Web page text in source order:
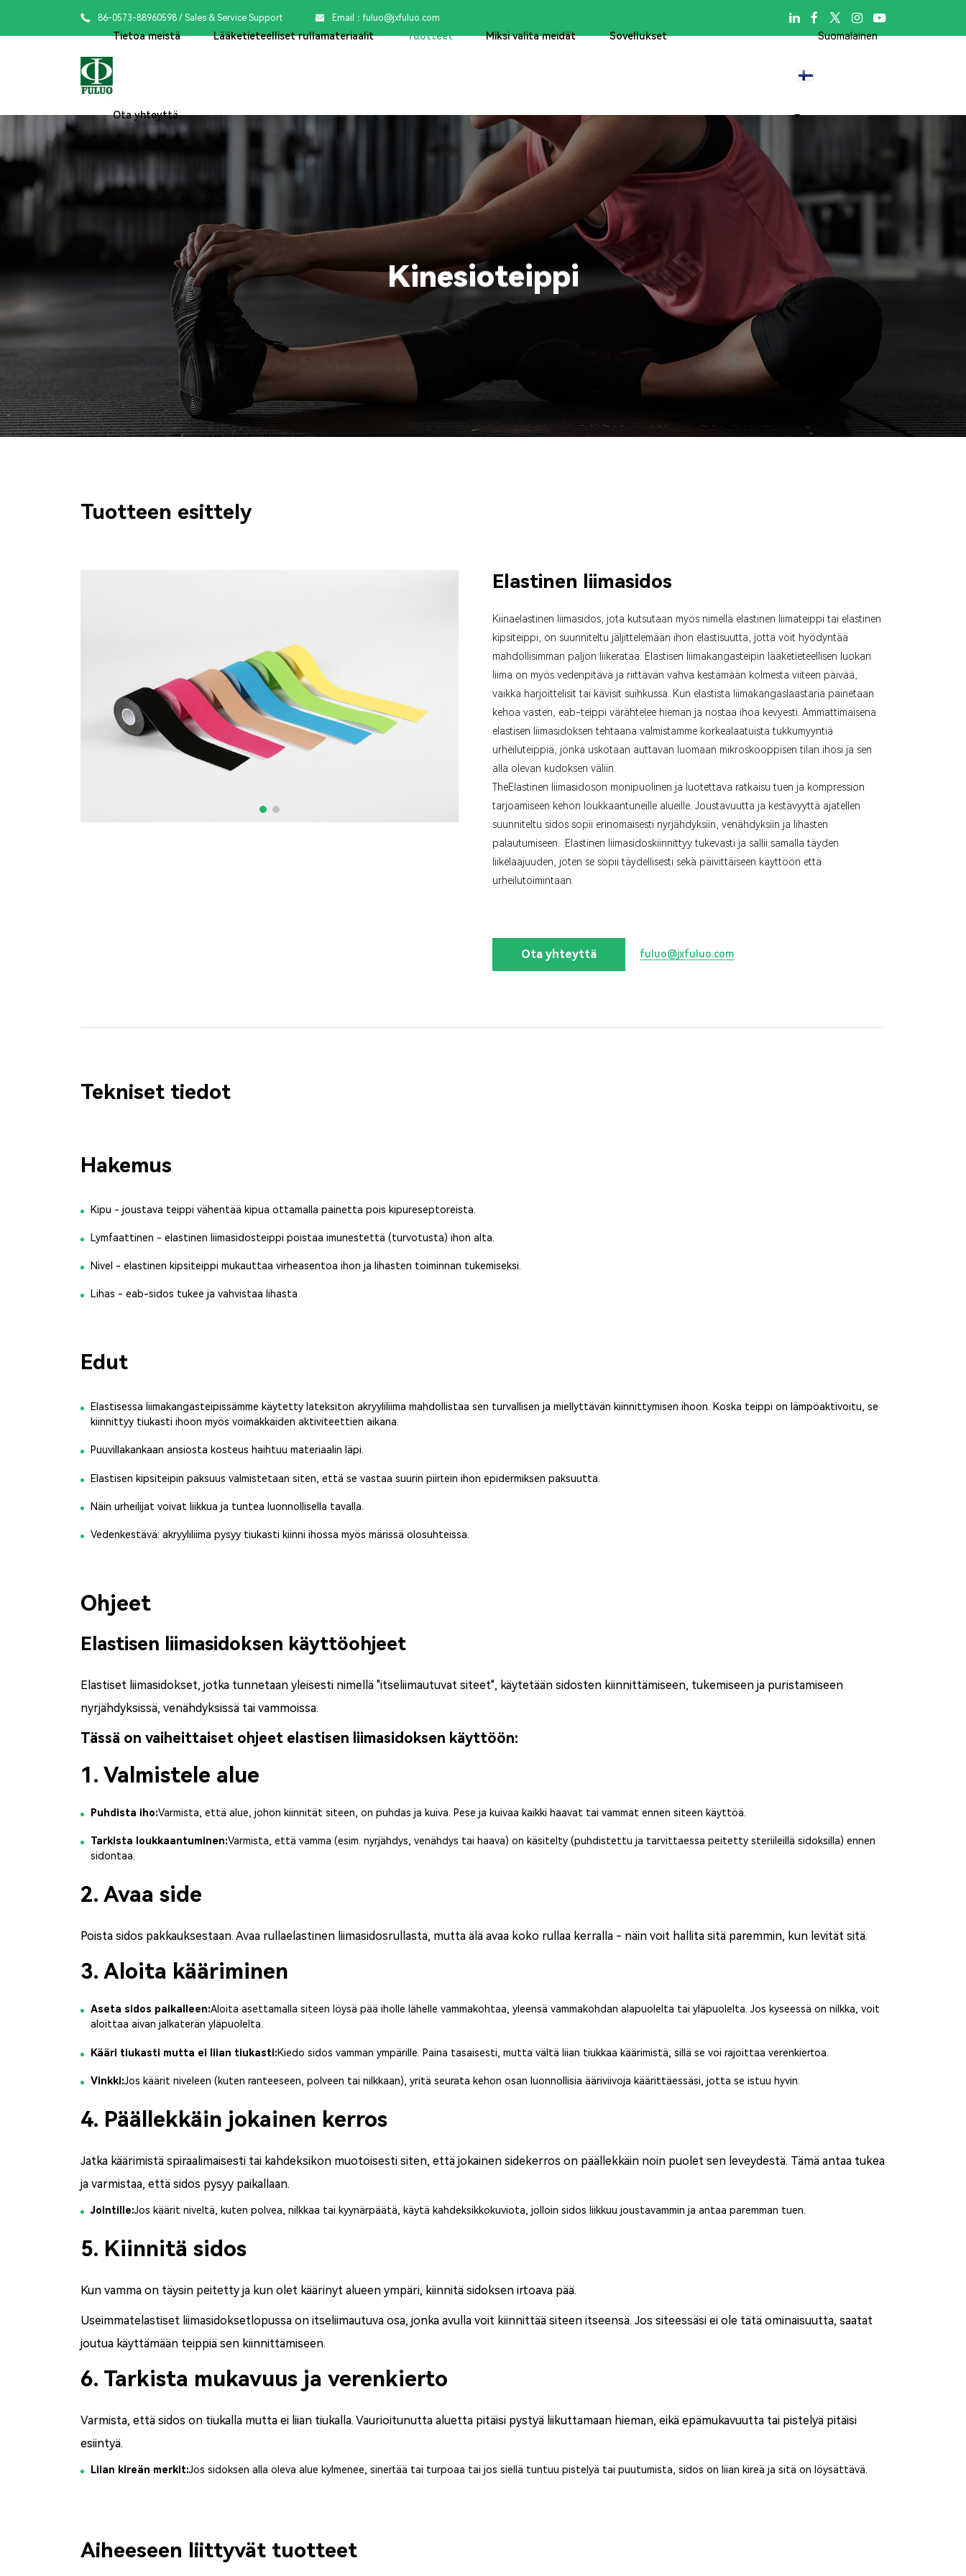
 86-0573-88960598/ Sales & Service Support  Email：fuluo@jxfuluo.com 
Tietoa meistä Lääketieteelliset rullamateriaalit Tuotteet Miksi valita meidät Sovellukset
Ota yhteyttä
Suomalainen
Kinesioteippi
Tuotteen esittely
Elastinen liimasidos
Kiinaelastinen liimasidos, jota kutsutaan myös nimellä elastinen liimateippi tai elastinen
kipsiteippi, on suunniteltu jäljittelemään ihon elastisuutta, jotta voit hyödyntää
mahdollisimman paljon liikerataa. Elastisen liimakangasteipin lääketieteellisen luokan
liima on myös vedenpitävä ja riittävän vahva kestämään kolmesta viiteen päivää,
vaikka harjoittelisit tai kävisit suihkussa. Kun elastista liimakangaslaastaria painetaan
kehoa vasten, eab-teippi värähtelee hieman ja nostaa ihoa kevyesti. Ammattimaisena
elastisen liimasidoksen tehtaana valmistamme korkealaatuista tukkumyyntiä
urheiluteippiä, jonka uskotaan auttavan luomaan mikroskooppisen tilan ihosi ja sen
alla olevan kudoksen väliin.
TheElastinen liimasidoson monipuolinen ja luotettava ratkaisu tuen ja kompression
tarjoamiseen kehon loukkaantuneille alueille. Joustavuutta ja kestävyyttä ajatellen
suunniteltu sidos sopii erinomaisesti nyrjähdyksiin, venähdyksiin ja lihasten
palautumiseen. .Elastinen liimasidoskiinnittyy tukevasti ja sallii samalla täyden
liikelaajuuden, joten se sopii täydellisesti sekä päivittäiseen käyttöön että
urheilutoimintaan.
Ota yhteyttä fuluo@jxfuluo.com
Tekniset tiedot
Hakemus
Kipu - joustava teippi vähentää kipua ottamalla painetta pois kipureseptoreista.
Lymfaattinen - elastinen liimasidosteippi poistaa imunestettä (turvotusta) ihon alta.
Nivel - elastinen kipsiteippi mukauttaa virheasentoa ihon ja lihasten toiminnan tukemiseksi.
Lihas - eab-sidos tukee ja vahvistaa lihasta
Edut
Elastisessa liimakangasteipissämme käytetty lateksiton akryyliliima mahdollistaa sen turvallisen ja miellyttävän kiinnittymisen ihoon. Koska teippi on lämpöaktivoitu, se
kiinnittyy tiukasti ihoon myös voimakkaiden aktiviteettien aikana.
Puuvillakankaan ansiosta kosteus haihtuu materiaalin läpi.
Elastisen kipsiteipin paksuus valmistetaan siten, että se vastaa suurin piirtein ihon epidermiksen paksuutta.
Näin urheilijat voivat liikkua ja tuntea luonnollisella tavalla.
Vedenkestävä: akryyliliima pysyy tiukasti kiinni ihossa myös märissä olosuhteissa.
Ohjeet
Elastisen liimasidoksen käyttöohjeet
Elastiset liimasidokset, jotka tunnetaan yleisesti nimellä "itseliimautuvat siteet", käytetään sidosten kiinnittämiseen, tukemiseen ja puristamiseen
nyrjähdyksissä, venähdyksissä tai vammoissa.
Tässä on vaiheittaiset ohjeet elastisen liimasidoksen käyttöön:
1. Valmistele alue
Puhdista iho:Varmista, että alue, johon kiinnität siteen, on puhdas ja kuiva. Pese ja kuivaa kaikki haavat tai vammat ennen siteen käyttöä.
Tarkista loukkaantuminen:Varmista, että vamma (esim. nyrjähdys, venähdys tai haava) on käsitelty (puhdistettu ja tarvittaessa peitetty steriileillä sidoksilla) ennen
sidontaa.
2. Avaa side
Poista sidos pakkauksestaan. Avaa rullaelastinen liimasidosrullasta, mutta älä avaa koko rullaa kerralla - näin voit hallita sitä paremmin, kun levität sitä.
3. Aloita kääriminen
Aseta sidos paikalleen:Aloita asettamalla siteen löysä pää iholle lähelle vammakohtaa, yleensä vammakohdan alapuolelta tai yläpuolelta. Jos kyseessä on nilkka, voit
aloittaa aivan jalkaterän yläpuolelta.
Kääri tiukasti mutta ei liian tiukasti:Kiedo sidos vamman ympärille. Paina tasaisesti, mutta vältä liian tiukkaa käärimistä, sillä se voi rajoittaa verenkiertoa.
Vinkki:Jos käärit niveleen (kuten ranteeseen, polveen tai nilkkaan), yritä seurata kehon osan luonnollisia ääriviivoja käärittäessäsi, jotta se istuu hyvin.
4. Päällekkäin jokainen kerros
Jatka käärimistä spiraalimaisesti tai kahdeksikon muotoisesti siten, että jokainen sidekerros on päällekkäin noin puolet sen leveydestä. Tämä antaa tukea
ja varmistaa, että sidos pysyy paikallaan.
Jointille:Jos käärit niveltä, kuten polvea, nilkkaa tai kyynärpäätä, käytä kahdeksikkokuviota, jolloin sidos liikkuu joustavammin ja antaa paremman tuen.
5. Kiinnitä sidos
Kun vamma on täysin peitetty ja kun olet käärinyt alueen ympäri, kiinnitä sidoksen irtoava pää.
Useimmatelastiset liimasidokset lopussa on itseliimautuva osa, jonka avulla voit kiinnittää siteen itseensä. Jos siteessäsi ei ole tätä ominaisuutta, saatat
joutua käyttämään teippiä sen kiinnittämiseen.
6. Tarkista mukavuus ja verenkierto
Varmista, että sidos on tiukalla mutta ei liian tiukalla. Vaurioitunutta aluetta pitäisi pystyä liikuttamaan hieman, eikä epämukavuutta tai pistelyä pitäisi
esiintyä.
Liian kireän merkit:Jos sidoksen alla oleva alue kylmenee, sinertää tai turpoaa tai jos siellä tuntuu pistelyä tai puutumista, sidos on liian kireä ja sitä on löysättävä.
Aiheeseen liittyvät tuotteet